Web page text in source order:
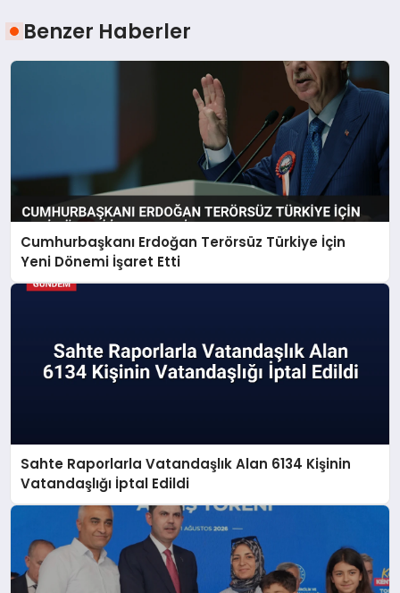
Benzer Haberler
Cumhurbaşkanı Erdoğan Terörsüz Türkiye İçin
Yeni Dönemi İşaret Etti
Sahte Raporlarla Vatandaşlık Alan 6134 Kişinin
Vatandaşlığı İptal Edildi